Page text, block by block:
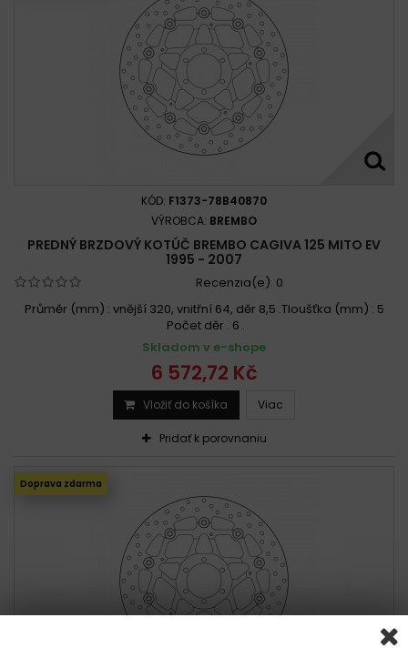
KÓD: F1373-78B40870
VÝROBCA: BREMBO
PREDNÝ BRZDOVÝ KOTÚČ BREMBO CAGIVA 125 MITO EV
1995 - 2007
Recenzia(e): 0
Průměr (mm) : vnější 320, vnitřní 64, děr 8,5 .Tloušťka (mm) : 5
.Počet děr : 6 .
Skladom v e-shope
6 572,72 Kč
Vložiť do košíka Viac
Pridať k porovnaniu
Doprava zdarma